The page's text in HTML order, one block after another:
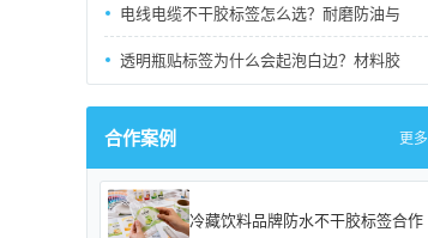
电线电缆不干胶标签怎么选？耐磨防油与
透明瓶贴标签为什么会起泡白边？材料胶
合作案例 更多
冷藏饮料品牌防水不干胶标签合作